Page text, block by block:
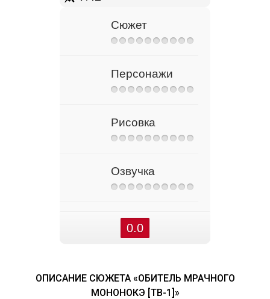
Сюжет
Персонажи
Рисовка
Озвучка
0.0
ОПИСАНИЕ СЮЖЕТА «ОБИТЕЛЬ МРАЧНОГО
МОНОНОКЭ [ТВ-1]»